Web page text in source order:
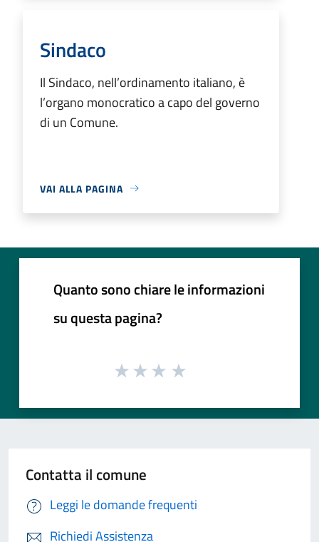
Sindaco
Il Sindaco, nell’ordinamento italiano, è
l’organo monocratico a capo del governo
di un Comune.
VAI ALLA PAGINA
Quanto sono chiare le informazioni
su questa pagina?
Contatta il comune
Leggi le domande frequenti
Richiedi Assistenza